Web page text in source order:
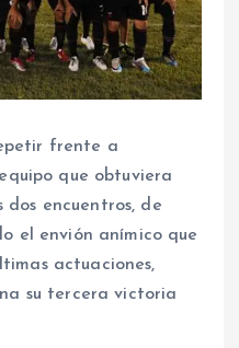
frente a
que obtuviera
dos encuentros, de
el envión anímico que
actuaciones,
su tercera victoria